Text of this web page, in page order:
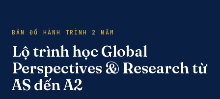
BẢN ĐỒ HÀNH TRÌNH 2 NĂM
Lộ trình học Global
Perspectives & Research từ
AS đến A2